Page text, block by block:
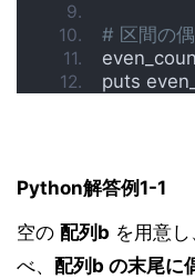
# 区間の
puts
Python解答例1-1
空の 配列b を用意し
べ、 配列b の末尾に